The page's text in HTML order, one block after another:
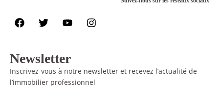
Newsletter
Inscrivez-vous à notre newsletter et recevez l’actualité de
l’immobilier professionnel